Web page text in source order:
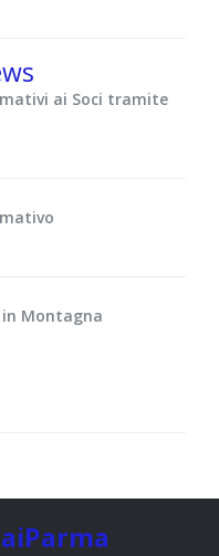
ai Soci tramite
in Montagna